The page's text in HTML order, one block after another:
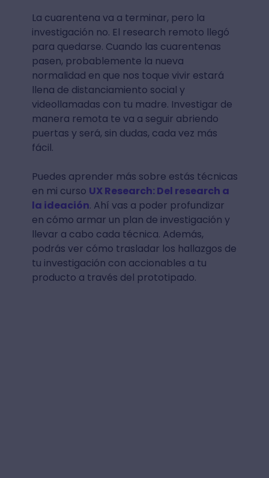
La cuarentena va a terminar, pero la
investigación no. El research remoto llegó
para quedarse. Cuando las cuarentenas
pasen, probablemente la nueva
normalidad en que nos toque vivir estará
llena de distanciamiento social y
videollamadas con tu madre. Investigar de
manera remota te va a seguir abriendo
puertas y será, sin dudas, cada vez más
fácil.
Puedes aprender más sobre estás técnicas
en mi curso UX Research: Del research a
la ideación. Ahí vas a poder profundizar
en cómo armar un plan de investigación y
llevar a cabo cada técnica. Además,
podrás ver cómo trasladar los hallazgos de
tu investigación con accionables a tu
producto a través del prototipado.